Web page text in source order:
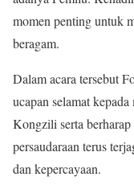
momen penting untuk
beragam.
Dalam acara tersebut
ucapan selamat
Kongzili serta berharap
persaudaraan terus
dan kepercayaan.